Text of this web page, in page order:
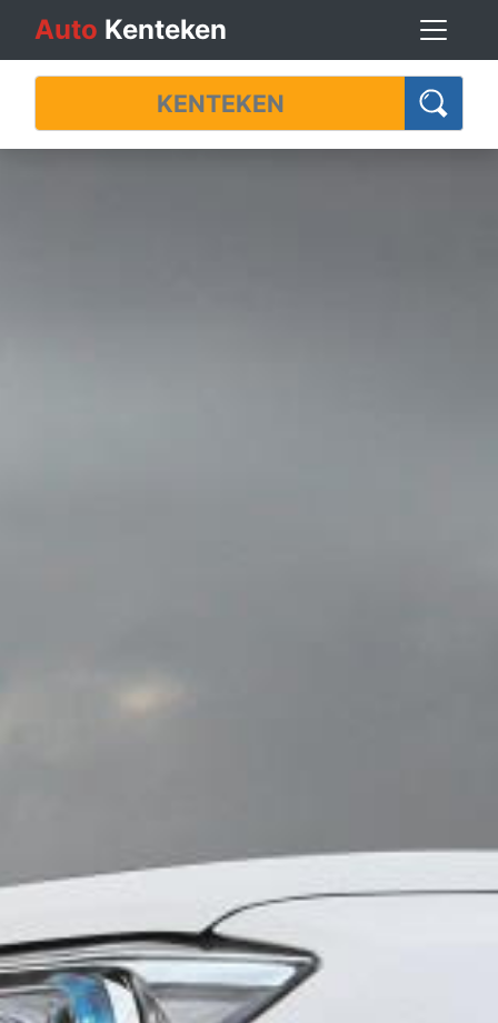
Auto Kenteken